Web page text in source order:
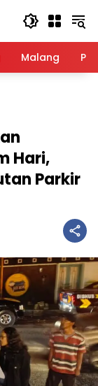
Malang
Hari,
Parkir